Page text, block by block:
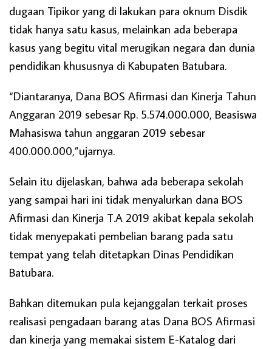
dugaan Tipikor yang di lakukan para oknum Disdik
tidak hanya satu kasus, melainkan ada beberapa
kasus yang begitu vital merugikan negara dan dunia
pendidikan khususnya di Kabupaten Batubara.
“Diantaranya, Dana BOS Afirmasi dan Kinerja Tahun
Anggaran 2019 sebesar Rp. 5.574.000.000, Beasiswa
Mahasiswa tahun anggaran 2019 sebesar
400.000.000,”ujarnya.
Selain itu dijelaskan, bahwa ada beberapa sekolah
yang sampai hari ini tidak menyalurkan dana BOS
Afirmasi dan Kinerja T.A 2019 akibat kepala sekolah
tidak menyepakati pembelian barang pada satu
tempat yang telah ditetapkan Dinas Pendidikan
Batubara.
Bahkan ditemukan pula kejanggalan terkait proses
realisasi pengadaan barang atas Dana BOS Afirmasi
dan kinerja yang memakai sistem E-Katalog dari